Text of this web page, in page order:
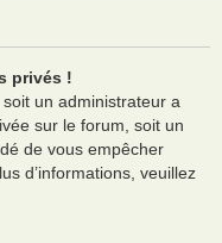
privés !
un administrateur a
sur le forum, soit un
de vous empêcher
d’informations, veuillez